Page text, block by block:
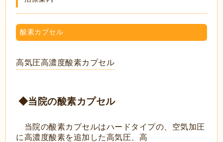
酸素カプセル
高気圧高濃度酸素カプセル
◆当院の酸素カプセル
当院の酸素カプセルはハードタイプの、空気加圧
に高濃度酸素を追加した高気圧、高